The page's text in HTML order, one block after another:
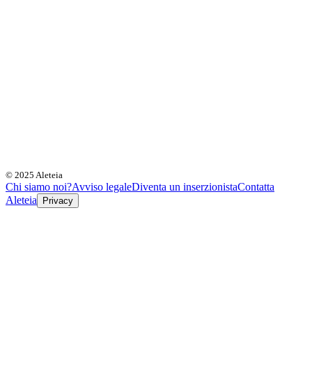
© 2025 Aleteia
Chi siamo noi?Avviso legaleDiventa un inserzionistaContatta
Aleteia
Privacy